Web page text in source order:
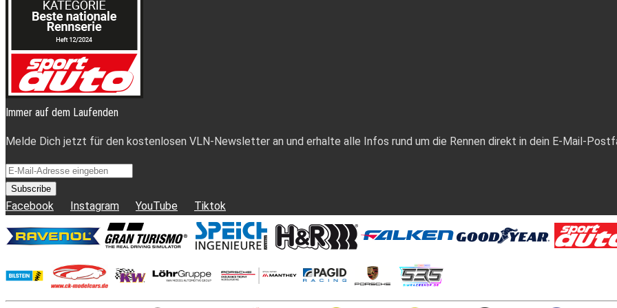
Immer auf dem Laufenden
Melde Dich jetzt für den kostenlosen VLN-Newsletter an und erhalte alle Infos rund um die Rennen direkt in dein E-Mail-
Subscribe
Facebook Instagram YouTube Tiktok